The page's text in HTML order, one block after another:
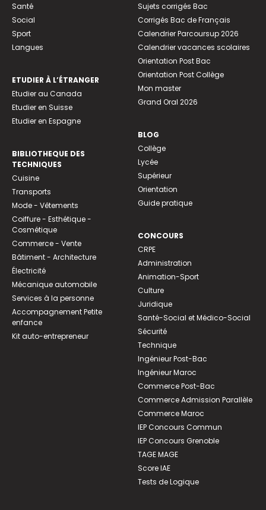
Santé
Social
Sport
Langues
ETUDIER À L’ÉTRANGER
Etudier au Canada
Etudier en Suisse
Etudier en Espagne
BIBLIOTHEQUE DES
TECHNIQUES
Cuisine
Transports
Mode - Vêtements
Coiffure - Esthétique -
Cosmétique
Commerce - Vente
Bâtiment - Architecture
Électricité
Mécanique automobile
Services à la personne
Accompagnement Petite
enfance
Kit auto-entrepreneur
Sujets corrigés Bac
Corrigés Bac de Français
Calendrier Parcoursup 2026
Calendrier vacances scolaires
Orientation Post Bac
Orientation Post Collège
Mon master
Grand Oral 2026
BLOG
Collège
Lycée
Supérieur
Orientation
Guide pratique
CONCOURS
CRPE
Administration
Animation-Sport
Culture
Juridique
Santé-Social et Médico-Social
Sécurité
Technique
Ingénieur Post-Bac
Ingénieur Maroc
Commerce Post-Bac
Commerce Admission Parallèle
Commerce Maroc
IEP Concours Commun
IEP Concours Grenoble
TAGE MAGE
Score IAE
Tests de Logique